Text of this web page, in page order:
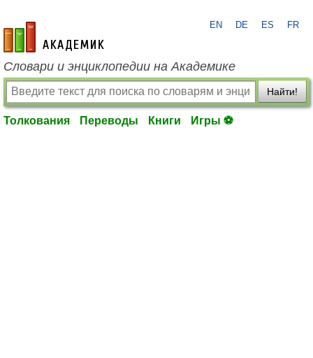
academic.ru
EN DE ES FR
Словари и энциклопедии на Академике
Найти!
Толкования Переводы Книги Игры ⚽